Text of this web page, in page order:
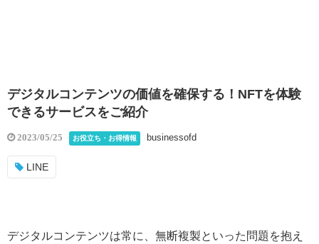
デジタルコンテンツの価値を確保する！NFTを体験
できるサービスをご紹介
2023/05/25 お役立ち・お得情報 businessofd
LINE
デジタルコンテンツは常に、無断複製といった問題を抱え